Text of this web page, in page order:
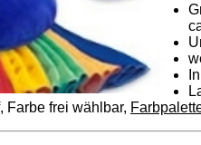
Farbe frei wählbar,